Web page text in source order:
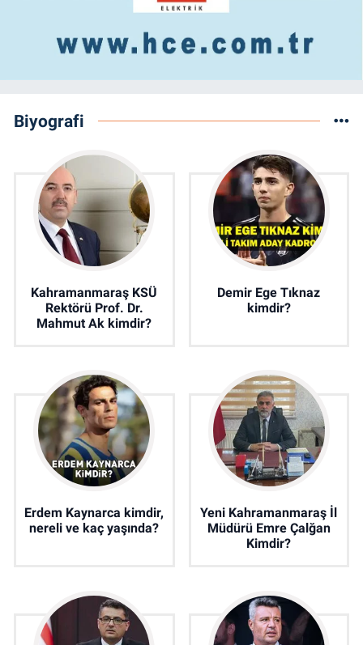
Biyografi
Kahramanmaraş KSÜ
Rektörü Prof. Dr.
Mahmut Ak kimdir?
Demir Ege Tıknaz
kimdir?
Erdem Kaynarca kimdir,
nereli ve kaç yaşında?
Yeni Kahramanmaraş İl
Müdürü Emre Çalğan
Kimdir?